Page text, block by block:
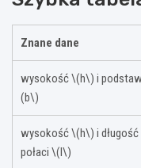
Znane dane
wysokość \(h\) i
(b\)
wysokość \(h\) i długość
połaci \(l\)